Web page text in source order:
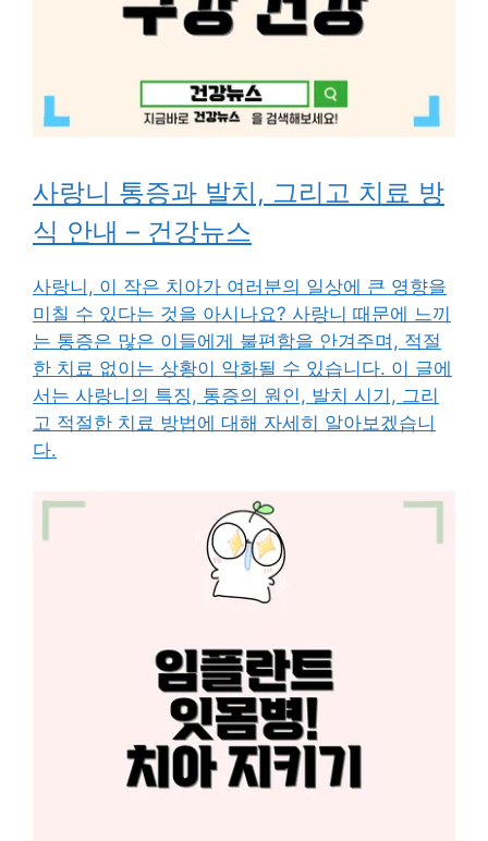
사랑니 통증과 발치, 그리고 치료 방
식 안내 – 건강뉴스
사랑니, 이 작은 치아가 여러분의 일상에 큰 영향을
미칠 수 있다는 것을 아시나요? 사랑니 때문에 느끼
는 통증은 많은 이들에게 불편함을 안겨주며, 적절
한 치료 없이는 상황이 악화될 수 있습니다. 이 글에
서는 사랑니의 특징, 통증의 원인, 발치 시기, 그리
고 적절한 치료 방법에 대해 자세히 알아보겠습니
다.